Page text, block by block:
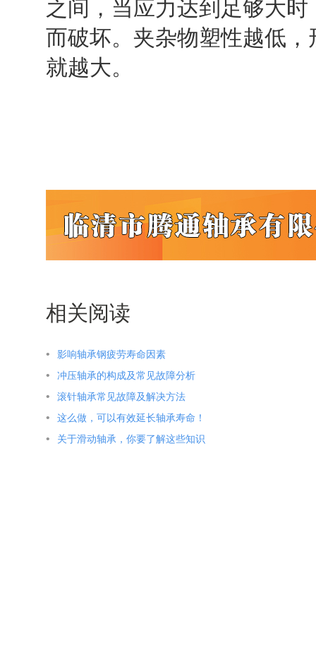
之间，当应力达到足够大
而破坏。夹杂物塑性越低
就越大。
相关阅读
影响轴承钢疲劳寿命因素
冲压轴承的构成及常见故障分析
滚针轴承常见故障及解决方法
这么做，可以有效延长轴承寿命！
关于滑动轴承，你要了解这些知识